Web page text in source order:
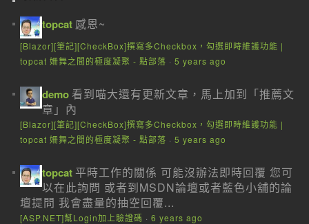
topcat 感恩~
[Blazor][筆記][CheckBox]撰寫多Checkbox，勾選即時維護功能 |
topcat 姍舞之間的極度凝聚 - 點部落 · 5 years ago
demo 看到喵大還有更新文章，馬上加到「推薦文
章」內
[Blazor][筆記][CheckBox]撰寫多Checkbox，勾選即時維護功能 |
topcat 姍舞之間的極度凝聚 - 點部落 · 5 years ago
topcat 平時工作的關係 可能沒辦法即時回覆 您可
以在此詢問 或者到MSDN論壇或者藍色小舖的論
壇提問 我會盡量的抽空回覆...
[ASP.NET]幫Login加上驗證碼 · 6 years ago